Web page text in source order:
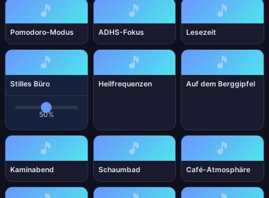
🎵
Pomodoro-Modus
🎵
ADHS-Fokus
🎵
Lesezeit
🎵
Stilles Büro
50%
🎵
Heilfrequenzen
🎵
Auf dem Berggipfel
🎵
Kaminabend
🎵
Schaumbad
🎵
Café-Atmosphäre